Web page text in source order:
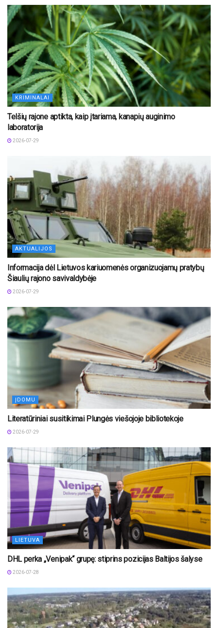
KRIMINALAI
Telšių rajone aptikta, kaip įtariama, kanapių auginimo
laboratorija
2026-07-29
AKTUALIJOS
Informacija dėl Lietuvos kariuomenės organizuojamų pratybų
Šiaulių rajono savivaldybėje
2026-07-29
ĮDOMU
Literatūriniai susitikimai Plungės viešojoje bibliotekoje
2026-07-29
LIETUVA
DHL perka „Venipak“ grupę: stiprins pozicijas Baltijos šalyse
2026-07-28